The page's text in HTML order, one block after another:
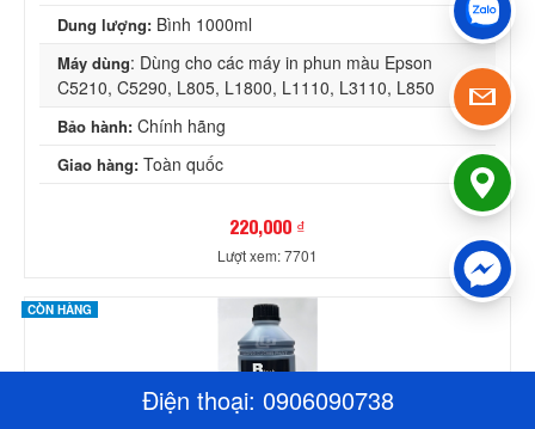
Điện thoại: 0906090738
Dung lượng: Bình 1000ml
Máy dùng: Dùng cho các máy in phun màu Epson
C5210, C5290, L805, L1800, L1110, L3110, L850
Bảo hành: Chính hãng
Giao hàng: Toàn quốc
220,000 ₫
Lượt xem: 7701
CÒN HÀNG